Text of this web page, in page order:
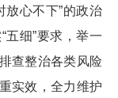
放心不下”的政治
五细”要求，举一
查整治各类风险
实效，全力维护